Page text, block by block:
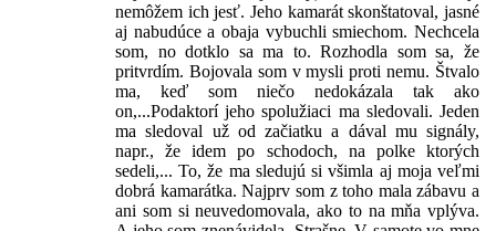
nemôžem ich jesť. Jeho kamarát skonštatoval, jasné
aj nabudúce a obaja vybuchli smiechom. Nechcela
som, no dotklo sa ma to. Rozhodla som sa, že
pritvrdím. Bojovala som v mysli proti nemu. Štvalo
ma, keď som niečo nedokázala tak ako
on,...Podaktorí jeho spolužiaci ma sledovali. Jeden
ma sledoval už od začiatku a dával mu signály,
napr., že idem po schodoch, na polke ktorých
sedeli,... To, že ma sledujú si všimla aj moja veľmi
dobrá kamarátka. Najprv som z toho mala zábavu a
ani som si neuvedomovala, ako to na mňa vplýva.